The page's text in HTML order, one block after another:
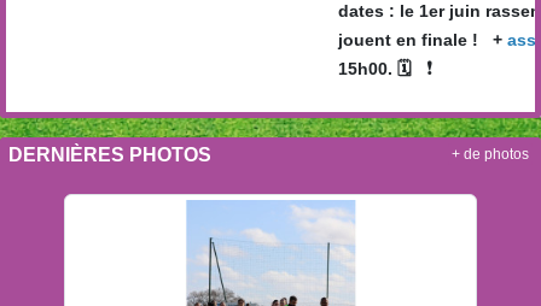
dates : le 1er juin
jouent en finale ! +
15h00. 🗓❗️
DERNIÈRES PHOTOS + de photos